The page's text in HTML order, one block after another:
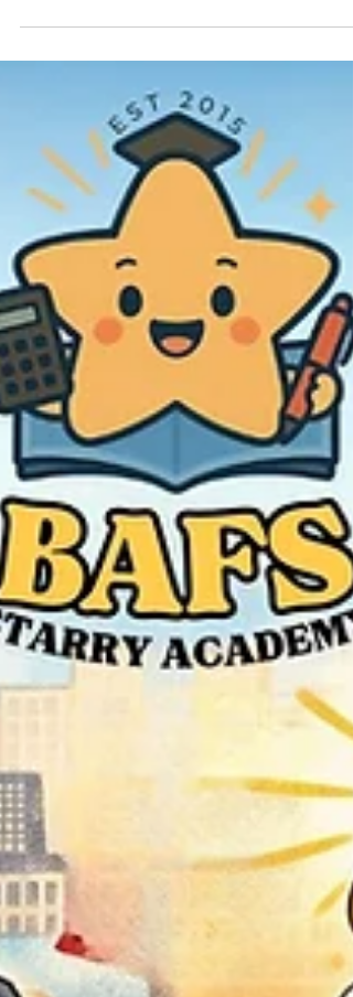
【DSE BAFS 企會財】史
上最恐怖的一條MC? 答
對率歷屆最低只有17%!
史上HKDSE BAFS企會財考試最恐怖的一條
MC? 答對率只有17%? 歷屆最低! 快啲撳入
學!BAFS補邊個好? Miss hana幫到你!
HKDSE BAFS 企會財 中4-6課程 ✅會計選
✅管理選修